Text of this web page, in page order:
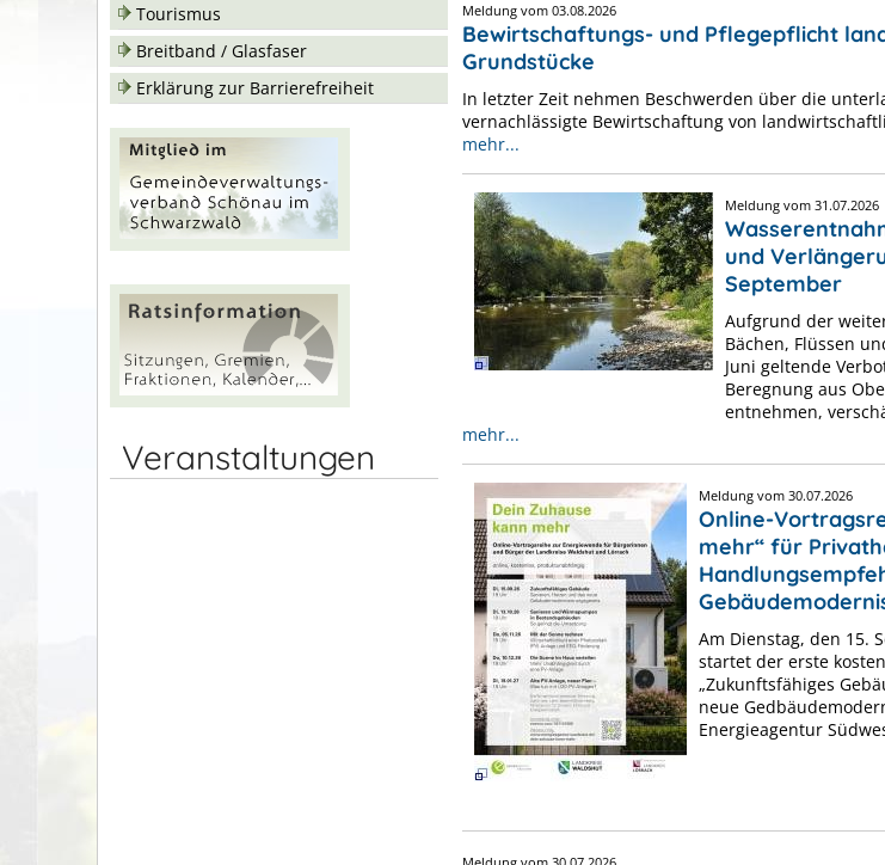
Tourismus
Breitband / Glasfaser
Erklärung zur Barrierefreiheit
Veranstaltungen
Meldung vom 03.08.2026
Bewirtschaftungs- und Pflegepflicht
Grundstücke
In letzter Zeit nehmen Beschwerden über die
vernachlässigte Bewirtschaftung von
mehr...
Meldung vom 31.07.2026
und
September
Aufgrund der
Bächen, Flüssen
Juni geltende
Beregnung aus
entnehmen,
mehr...
Meldung vom 30.07.2026
Online-
mehr“ für
Am Dienstag, den 15.
startet der erste
„Zukunftsfähiges
neue
Energieagentur